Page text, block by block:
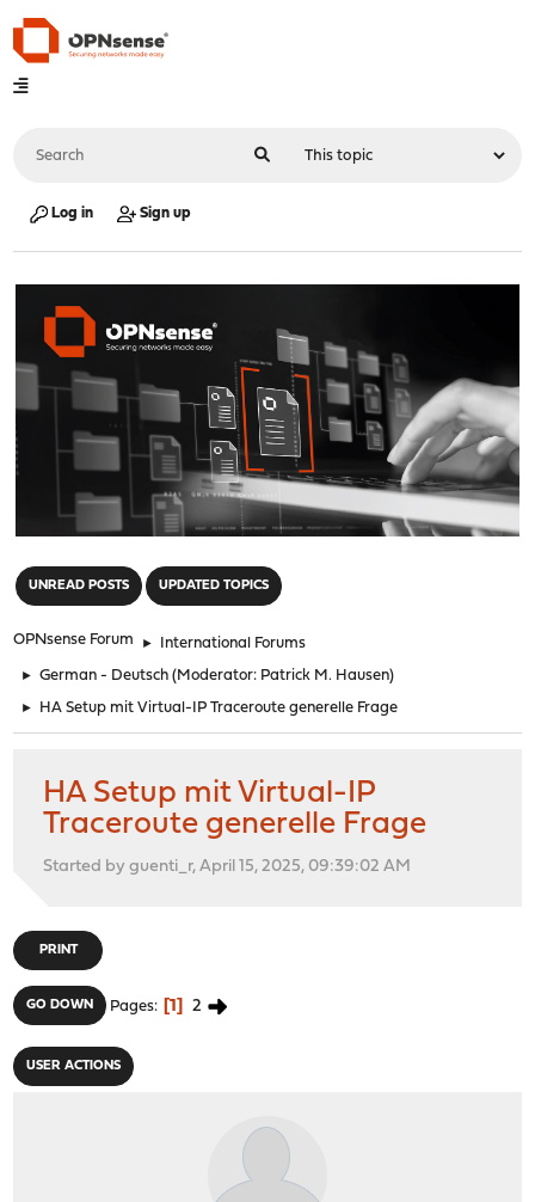
Log in Sign up
UNREAD POSTS UPDATED TOPICS
OPNsense Forum ► International Forums
► German - Deutsch (Moderator: Patrick M. Hausen)
► HA Setup mit Virtual-IP Traceroute generelle Frage
HA Setup mit Virtual-IP
Traceroute generelle Frage
Started by guenti_r, April 15, 2025, 09:39:02 AM
PRINT
GO DOWN Pages 1 2
USER ACTIONS